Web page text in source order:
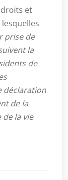
et
prise de
la
de
déclaration
de la
la vie